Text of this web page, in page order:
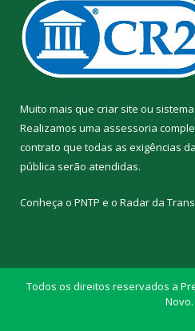
Muito mais que criar site ou
Realizamos uma assessoria
contrato que todas as exigências
pública serão atendidas.
Conheça o PNTP e o Radar da
Todos os direitos reservados a
Novo.